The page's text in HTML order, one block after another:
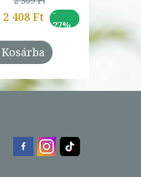
2 408 Ft
-
27%
Kosárba